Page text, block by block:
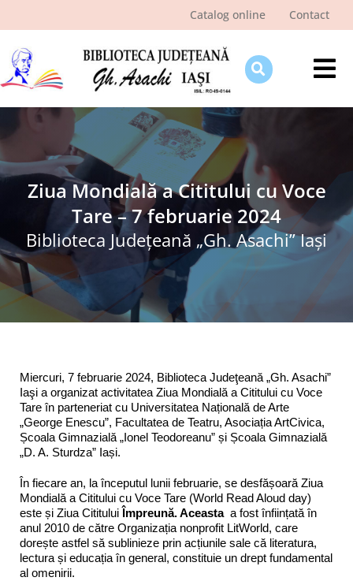
Catalog online Contact
Despre bibliotecă
Pagina cititorului
Ştiri şi evenimente
Programe şi proiecte
Interes public
Ziua Mondială a Cititului cu Voce
Tare – 7 februarie 2024
Biblioteca Judeţeană „Gh. Asachi” Iaşi
Miercuri, 7 februarie 2024, Biblioteca Judeţeană „Gh. Asachi”
Iaşi a organizat activitatea Ziua Mondială a Cititului cu Voce
Tare în parteneriat cu Universitatea Națională de Arte
„George Enescu”, Facultatea de Teatru, Asociația ArtCivica,
Școala Gimnazială „Ionel Teodoreanu” și Școala Gimnazială
„D. A. Sturdza” Iași.
În fiecare an, la începutul lunii februarie, se desfășoară Ziua
Mondială a Cititului cu Voce Tare (World Read Aloud day)
este și Ziua Cititului Împreună. Aceastaa fost înființată în
anul 2010 de către Organizația nonprofit LitWorld, care
dorește astfel să sublinieze prin acțiunile sale că literatura,
lectura și educația în general, constituie un drept fundamental
al omenirii.